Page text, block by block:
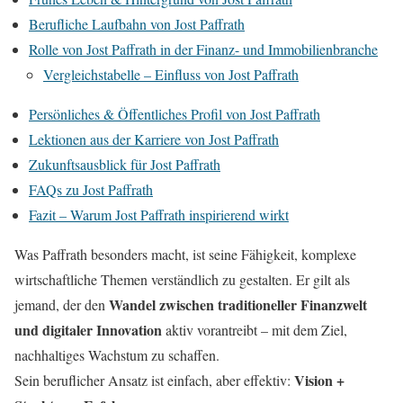
Berufliche Laufbahn von Jost Paffrath
Rolle von Jost Paffrath in der Finanz- und Immobilienbranche
Vergleichstabelle – Einfluss von Jost Paffrath
Persönliches & Öffentliches Profil von Jost Paffrath
Lektionen aus der Karriere von Jost Paffrath
Zukunftsausblick für Jost Paffrath
FAQs zu Jost Paffrath
Fazit – Warum Jost Paffrath inspirierend wirkt
Was Paffrath besonders macht, ist seine Fähigkeit, komplexe
wirtschaftliche Themen verständlich zu gestalten. Er gilt als
jemand, der den Wandel zwischen traditioneller Finanzwelt
und digitaler Innovationaktiv vorantreibt – mit dem Ziel,
nachhaltiges Wachstum zu schaffen.
Sein beruflicher Ansatz ist einfach, aber effektiv: Vision +